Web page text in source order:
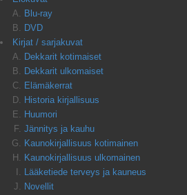
Blu-ray
DVD
Kirjat / sarjakuvat
Dekkarit kotimaiset
Dekkarit ulkomaiset
Elämäkerrat
Historia kirjallisuus
Huumori
Jännitys ja kauhu
Kaunokirjallisuus kotimainen
Kaunokirjallisuus ulkomainen
Lääketiede terveys ja kauneus
Novellit